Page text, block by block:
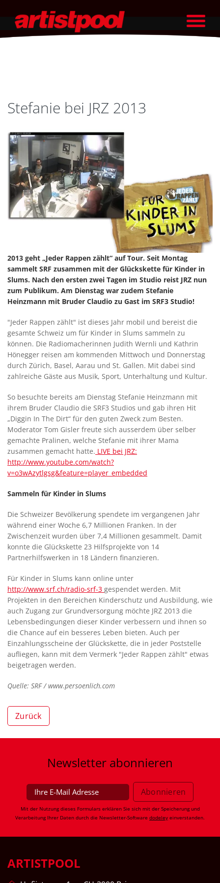
Stefanie bei JRZ 2013
2013 geht „Jeder Rappen zählt“ auf Tour. Seit Montag
sammelt SRF zusammen mit der Glückskette für Kinder in
Slums. Nach den ersten zwei Tagen im Studio reist JRZ nun
zum Publikum. Am Dienstag war zudem Stefanie
Heinzmann mit Bruder Claudio zu Gast im SRF3 Studio!
"Jeder Rappen zählt" ist dieses Jahr mobil und bereist die
gesamte Schweiz um für Kinder in Slums sammeln zu
können. Die Radiomacherinnen Judith Wernli und Kathrin
Hönegger reisen am kommenden Mittwoch und Donnerstag
durch Zürich, Basel, Aarau und St. Gallen. Mit dabei sind
zahlreiche Gäste aus Musik, Sport, Unterhaltung und Kultur.
So besuchte bereits am Dienstag Stefanie Heinzmann mit
ihrem Bruder Claudio die SRF3 Studios und gab ihren Hit
„Diggin In The Dirt“ für den guten Zweck zum Besten.
Moderator Tom Gisler freute sich ausserdem über selber
gemachte Pralinen, welche Stefanie mit ihrer Mama
zusammen gemacht hatte. LIVE bei JRZ:
http://www.youtube.com/watch?
v=o3wAzytlgsg&feature=player_embedded
Sammeln für Kinder in Slums
Die Schweizer Bevölkerung spendete im vergangenen Jahr
während einer Woche 6,7 Millionen Franken. In der
Zwischenzeit wurden über 7,4 Millionen gesammelt. Damit
konnte die Glückskette 23 Hilfsprojekte von 14
Partnerhilfswerken in 18 Ländern finanzieren.
Für Kinder in Slums kann online unter
http://www.srf.ch/radio-srf-3 gespendet werden. Mit
Projekten in den Bereichen Kinderschutz und Ausbildung, wie
auch Zugang zur Grundversorgung möchte JRZ 2013 die
Lebensbedingungen dieser Kinder verbessern und ihnen so
die Chance auf ein besseres Leben bieten. Auch per
Einzahlungsscheine der Glückskette, die in jeder Poststelle
aufliegen, kann mit dem Vermerk "Jeder Rappen zählt" etwas
beigetragen werden.
Quelle: SRF / www.persoenlich.com
Zurück
Newsletter abonnieren
Mit der Nutzung dieses Formulars erklären Sie sich mit der Speicherung und
Verarbeitung Ihrer Daten durch die Newsletter-Software dodeley einverstanden.
ARTISTPOOL